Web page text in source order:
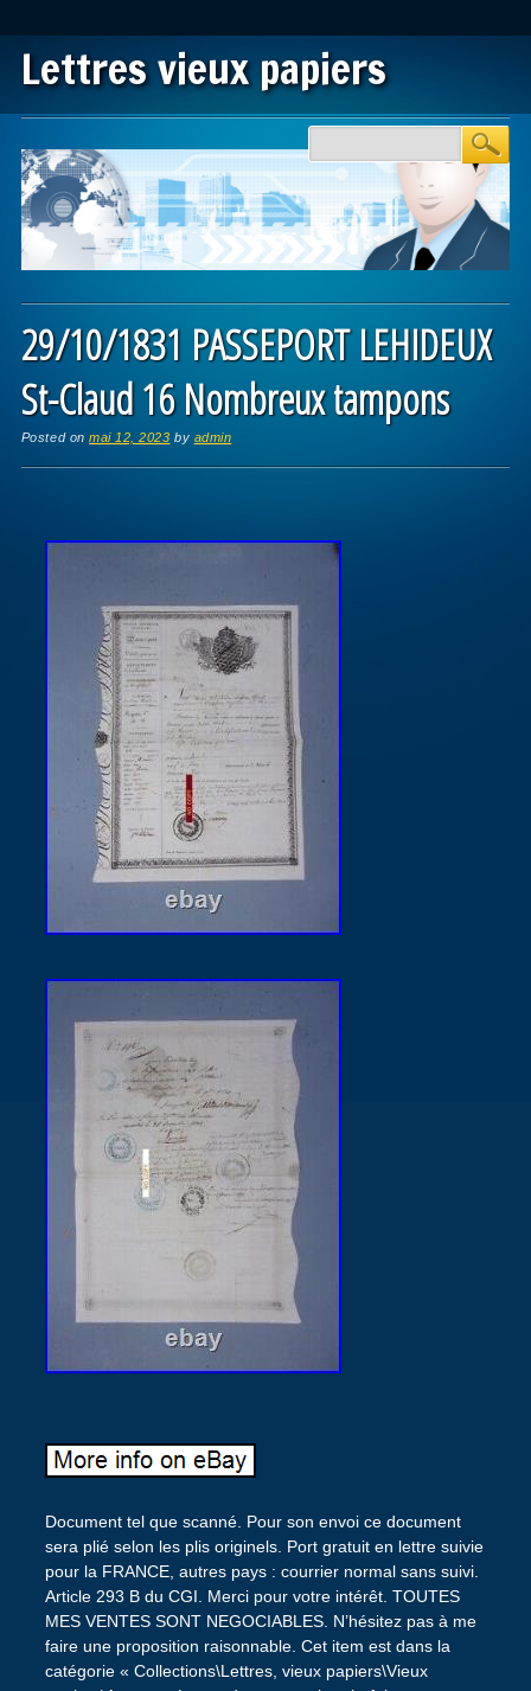
Lettres vieux papiers
Main menu
29/10/1831 PASSEPORT LEHIDEUX
St-Claud 16 Nombreux tampons
Posted onmai 12, 2023 by admin
Document tel que scanné. Pour son envoi ce document
sera plié selon les plis originels. Port gratuit en lettre suivie
pour la FRANCE, autres pays : courrier normal sans suivi.
Article 293 B du CGI. Merci pour votre intérêt. TOUTES
MES VENTES SONT NEGOCIABLES. N’hésitez pas à me
faire une proposition raisonnable. Cet item est dans la
catégorie « Collections\Lettres, vieux papiers\Vieux